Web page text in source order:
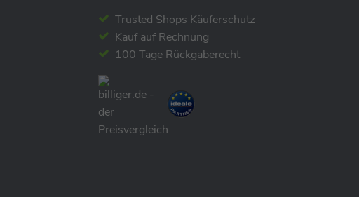
Trusted Shops Käuferschutz
Kauf auf Rechnung
100 Tage Rückgaberecht